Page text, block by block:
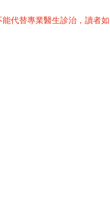
代替專業醫生診治，讀者